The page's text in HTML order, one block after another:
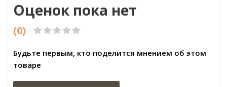
Оценок пока нет
(0)
Будьте первым, кто поделится мнением об этом
товаре